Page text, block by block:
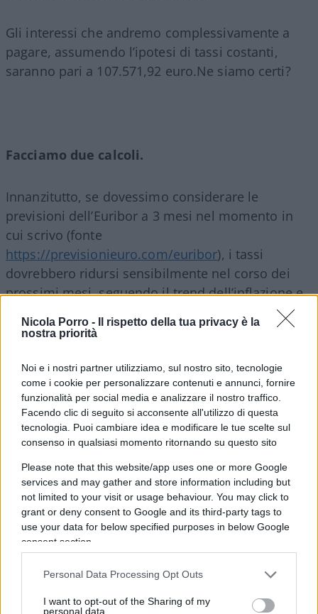
Nicola Porro -
Il rispetto della tua privacy è la
nostra priorità
Noi e i nostri partner utilizziamo, sul nostro sito, tecnologie
come i cookie per personalizzare contenuti e annunci, fornire
funzionalità per social media e analizzare il nostro traffico.
Facendo clic di seguito si acconsente all'utilizzo di questa
tecnologia. Puoi cambiare idea e modificare le tue scelte sul
consenso in qualsiasi momento ritornando su questo sito
Please note that this website/app uses one or more Google
services and may gather and store information including but
not limited to your visit or usage behaviour. You may click to
grant or deny consent to Google and its third-party tags to
use your data for below specified purposes in below Google
consent section.
Personal Data Processing Opt Outs
I want to opt-out of the Sharing of my
personal data.
Gli interessi che andremo complessivamente a
pagare, assumendo l’ipotesi di tassi costanti,
saranno pari a 107.571,92 euro.Ne siamo certi?
Facciamo due calcoli.
Innanzitutto, se dovessimo considerare le
previsioni dell’Euribor a 3 mesi nel momento in
cui scrivo (fonte
https://previsionieuro.com/euribor), i tassi
dovrebbero ridursi sensibilmente nel corso dei
prossimi mesi, seguendo il trend dell’inflazione e
portando l’ammontare degli interessi passivi da
107.571,92 euro a 62.460,00 €.